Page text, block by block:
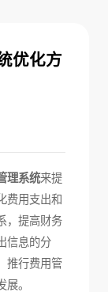
优化方
理系统来提
费用支出和
，提高财务
信息的分
推行费用管
。